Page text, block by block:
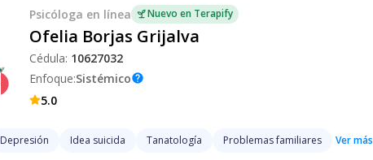
Psicóloga en línea Nuevo en Terapify
Ofelia Borjas Grijalva
Cédula: 10627032
Enfoque:Sistémicohelp
5.0
Depresión Idea suicida Tanatología Problemas familiares Ver